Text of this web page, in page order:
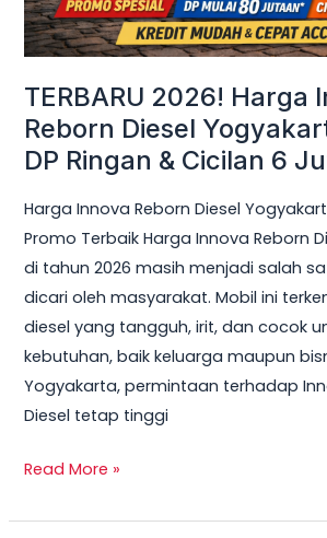
TERBARU 2026! Harga
Reborn Diesel
DP Ringan & Cicilan 6
Harga Innova Reborn Diesel
Promo Terbaik Harga Innova Reborn
di tahun 2026 masih menjadi salah
dicari oleh masyarakat. Mobil ini
diesel yang tangguh, irit, dan cocok
kebutuhan, baik keluarga maupun
Yogyakarta, permintaan terhadap
Diesel tetap tinggi
Promo
DP
&
Cicilan
6
Read More »